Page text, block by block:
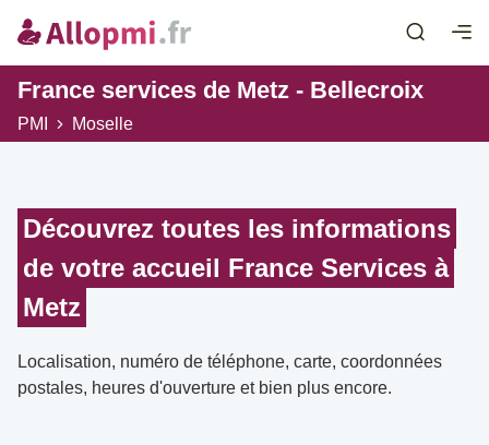
France services de Metz - Bellecroix
PMI Moselle
Découvrez toutes les informations
de votre accueil France Services à
Metz
Localisation, numéro de téléphone, carte, coordonnées
postales, heures d'ouverture et bien plus encore.